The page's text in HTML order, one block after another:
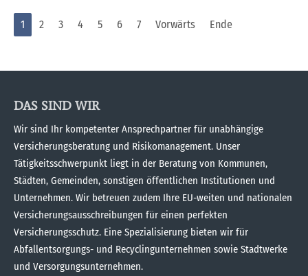
1 2 3 4 5 6 7 Vorwärts Ende
DAS SIND WIR
Wir sind Ihr kompetenter Ansprechpartner für unabhängige
Versicherungsberatung und Risikomanagement. Unser
Tätigkeitsschwerpunkt liegt in der Beratung von Kommunen,
Städten, Gemeinden, sonstigen öffentlichen Institutionen und
Unternehmen. Wir betreuen zudem Ihre EU-weiten und nationalen
Versicherungsausschreibungen für einen perfekten
Versicherungsschutz. Eine Spezialisierung bieten wir für
Abfallentsorgungs- und Recyclingunternehmen sowie Stadtwerke
und Versorgungsunternehmen.